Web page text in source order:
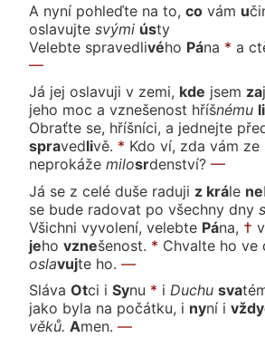
A nyní pohleďte na to, co vám uči
oslavujte svými ústy
Velebte spravedlivého Pána * a
—
Já jej oslavuji v zemi, kde jsem za
jeho moc a vznešenost hříšnému li
Obraťte se, hříšníci, a jednejte
spravedlivě. * Kdo ví, zda vám ze
neprokáže milosrdenství? —
Já se z celé duše raduji z krále ne
se bude radovat po všechny dny
Všichni vyvolení, velebte Pána, †
jeho vznešenost. * Chvalte ho ve
oslavujte ho. —
Sláva Otci i Synu * i Duchu svaté
jako byla na počátku, i nyní i
věků. Amen. —